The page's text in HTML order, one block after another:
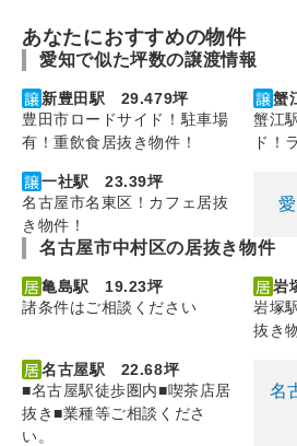
あなたにおすすめの物件
愛知で似た坪数の譲渡情報
新豊田駅 29.479坪
豊田市ロードサイド！駐車場
有！重飲食居抜き物件！
蟹
蟹江
ド！
一社駅 23.39坪
名古屋市名東区！カフェ居抜
き物件！
名古屋市中村区の居抜き物件
亀島駅 19.23坪
諸条件はご相談ください
岩
岩塚
抜き
名古屋駅 22.68坪
■名古屋駅徒歩圏内■喫茶店居
抜き■業種等ご相談くださ
い。
名